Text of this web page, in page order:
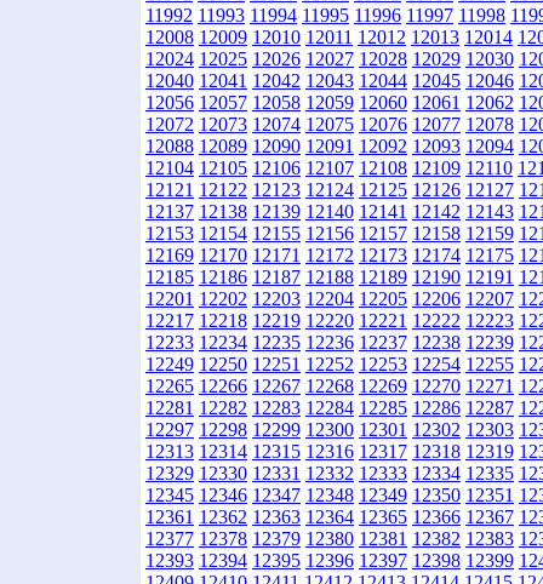
11992 11993 11994 11995 11996 11997 11998
12008 12009 12010 12011 12012 12013 12014
12024 12025 12026 12027 12028 12029 12030
12040 12041 12042 12043 12044 12045 12046
12056 12057 12058 12059 12060 12061 12062
12072 12073 12074 12075 12076 12077 12078
12088 12089 12090 12091 12092 12093 12094
12104 12105 12106 12107 12108 12109 12110
12121 12122 12123 12124 12125 12126 12127
12137 12138 12139 12140 12141 12142 12143
12153 12154 12155 12156 12157 12158 12159
12169 12170 12171 12172 12173 12174 12175
12185 12186 12187 12188 12189 12190 12191
12201 12202 12203 12204 12205 12206 12207
12217 12218 12219 12220 12221 12222 12223
12233 12234 12235 12236 12237 12238 12239
12249 12250 12251 12252 12253 12254 12255
12265 12266 12267 12268 12269 12270 12271
12281 12282 12283 12284 12285 12286 12287
12297 12298 12299 12300 12301 12302 12303
12313 12314 12315 12316 12317 12318 12319
12329 12330 12331 12332 12333 12334 12335
12345 12346 12347 12348 12349 12350 12351
12361 12362 12363 12364 12365 12366 12367
12377 12378 12379 12380 12381 12382 12383
12393 12394 12395 12396 12397 12398 12399